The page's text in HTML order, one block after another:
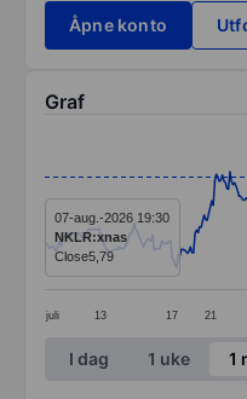
Åpne konto
Graf
Line chart with 281
The chart has 1 X
The chart has 1 Y
juli 13 17 21
07-aug.-2026 19:30
NKLR:xnas
Close5,79
End of interactive
I dag 1 uke 1